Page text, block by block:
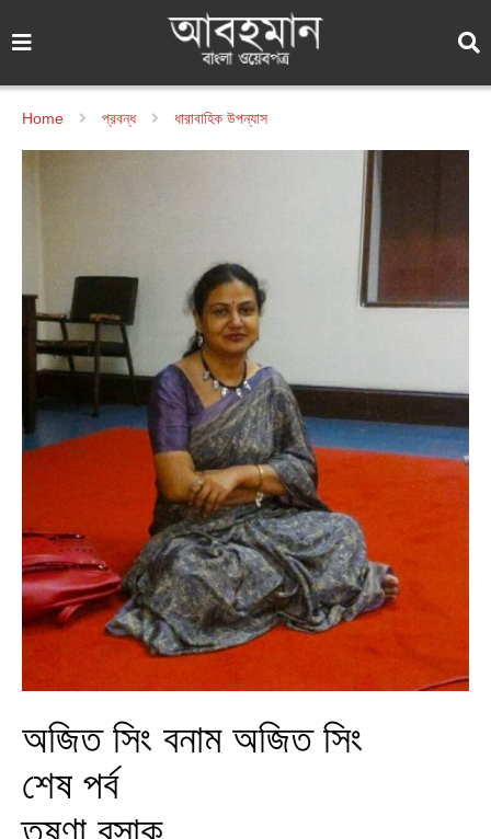
Home প্রবন্ধ ধারাবাহিক উপন্যাস
অজিত সিং বনাম অজিত সিং
শেষ পর্ব